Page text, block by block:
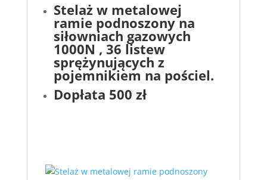
Stelaż w metalowej
ramie podnoszony na
siłowniach gazowych
1000N , 36 listew
sprężynujących z
pojemnikiem na pościel.
Dopłata 500 zł